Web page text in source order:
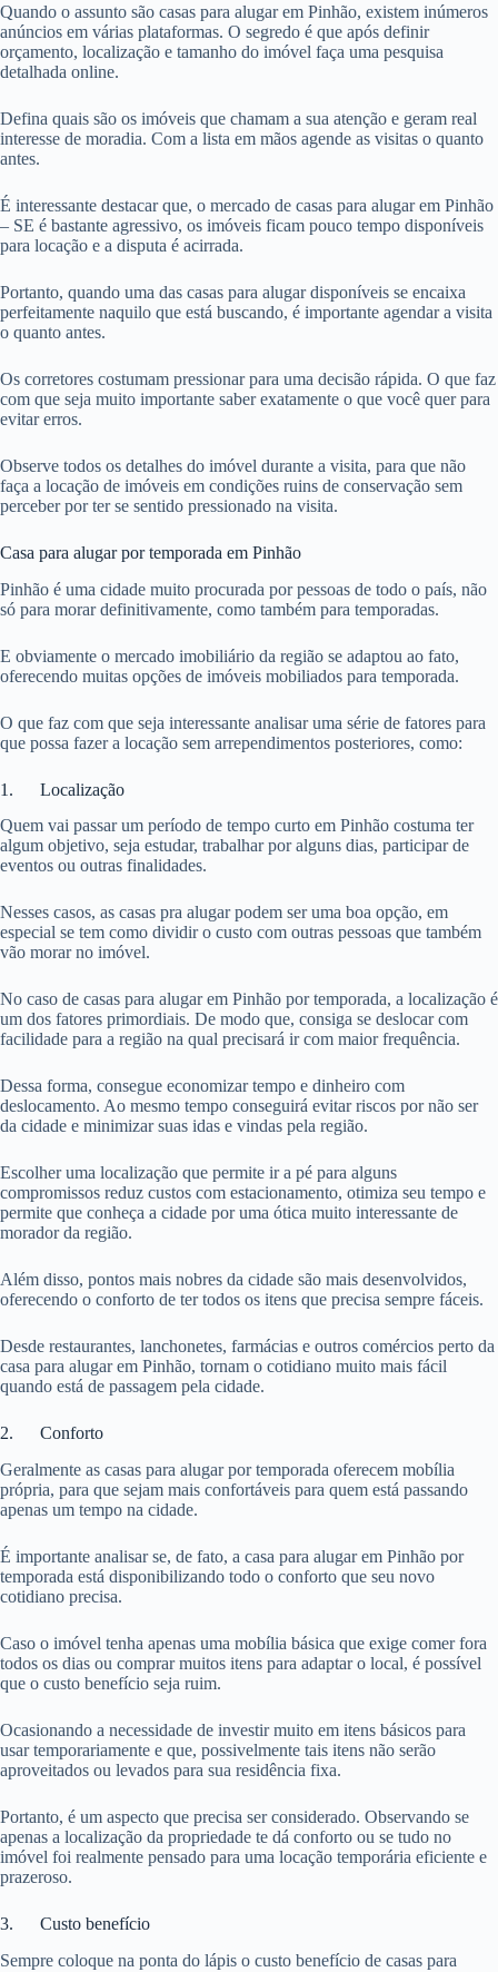
Quando o assunto são casas para alugar em Pinhão, existem inúmeros
anúncios em várias plataformas. O segredo é que após definir
orçamento, localização e tamanho do imóvel faça uma pesquisa
detalhada online.
Defina quais são os imóveis que chamam a sua atenção e geram real
interesse de moradia. Com a lista em mãos agende as visitas o quanto
antes.
É interessante destacar que, o mercado de casas para alugar em Pinhão
– SE é bastante agressivo, os imóveis ficam pouco tempo disponíveis
para locação e a disputa é acirrada.
Portanto, quando uma das casas para alugar disponíveis se encaixa
perfeitamente naquilo que está buscando, é importante agendar a visita
o quanto antes.
Os corretores costumam pressionar para uma decisão rápida. O que faz
com que seja muito importante saber exatamente o que você quer para
evitar erros.
Observe todos os detalhes do imóvel durante a visita, para que não
faça a locação de imóveis em condições ruins de conservação sem
perceber por ter se sentido pressionado na visita.
Casa para alugar por temporada em Pinhão
Pinhão é uma cidade muito procurada por pessoas de todo o país, não
só para morar definitivamente, como também para temporadas.
E obviamente o mercado imobiliário da região se adaptou ao fato,
oferecendo muitas opções de imóveis mobiliados para temporada.
O que faz com que seja interessante analisar uma série de fatores para
que possa fazer a locação sem arrependimentos posteriores, como:
1. Localização
Quem vai passar um período de tempo curto em Pinhão costuma ter
algum objetivo, seja estudar, trabalhar por alguns dias, participar de
eventos ou outras finalidades.
Nesses casos, as casas pra alugar podem ser uma boa opção, em
especial se tem como dividir o custo com outras pessoas que também
vão morar no imóvel.
No caso de casas para alugar em Pinhão por temporada, a localização é
um dos fatores primordiais. De modo que, consiga se deslocar com
facilidade para a região na qual precisará ir com maior frequência.
Dessa forma, consegue economizar tempo e dinheiro com
deslocamento. Ao mesmo tempo conseguirá evitar riscos por não ser
da cidade e minimizar suas idas e vindas pela região.
Escolher uma localização que permite ir a pé para alguns
compromissos reduz custos com estacionamento, otimiza seu tempo e
permite que conheça a cidade por uma ótica muito interessante de
morador da região.
Além disso, pontos mais nobres da cidade são mais desenvolvidos,
oferecendo o conforto de ter todos os itens que precisa sempre fáceis.
Desde restaurantes, lanchonetes, farmácias e outros comércios perto da
casa para alugar em Pinhão, tornam o cotidiano muito mais fácil
quando está de passagem pela cidade.
2. Conforto
Geralmente as casas para alugar por temporada oferecem mobília
própria, para que sejam mais confortáveis para quem está passando
apenas um tempo na cidade.
É importante analisar se, de fato, a casa para alugar em Pinhão por
temporada está disponibilizando todo o conforto que seu novo
cotidiano precisa.
Caso o imóvel tenha apenas uma mobília básica que exige comer fora
todos os dias ou comprar muitos itens para adaptar o local, é possível
que o custo benefício seja ruim.
Ocasionando a necessidade de investir muito em itens básicos para
usar temporariamente e que, possivelmente tais itens não serão
aproveitados ou levados para sua residência fixa.
Portanto, é um aspecto que precisa ser considerado. Observando se
apenas a localização da propriedade te dá conforto ou se tudo no
imóvel foi realmente pensado para uma locação temporária eficiente e
prazeroso.
3. Custo benefício
Sempre coloque na ponta do lápis o custo benefício de casas para